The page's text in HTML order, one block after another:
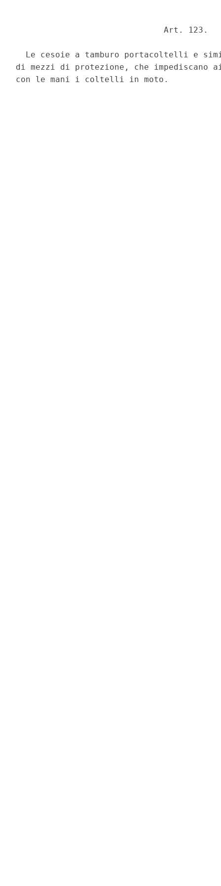
                              Art. 123.
Le cesoie a tamburo portacoltelli e
di mezzi di protezione, che